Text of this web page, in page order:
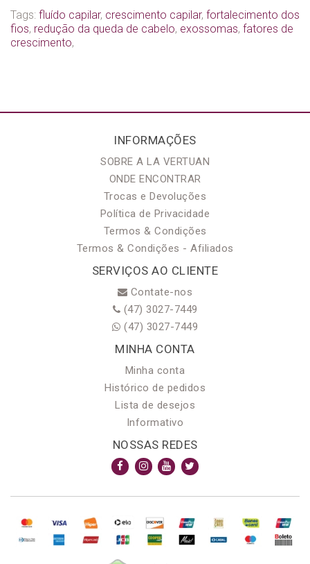
Tags: fluído capilar, crescimento capilar, fortalecimento dos
fios, redução da queda de cabelo, exossomas, fatores de
crescimento,
INFORMAÇÕES
SOBRE A LA VERTUAN
ONDE ENCONTRAR
Trocas e Devoluções
Política de Privacidade
Termos & Condições
Termos & Condições - Afiliados
SERVIÇOS AO CLIENTE
Contate-nos
(47) 3027-7449
(47) 3027-7449
MINHA CONTA
Minha conta
Histórico de pedidos
Lista de desejos
Informativo
NOSSAS REDES